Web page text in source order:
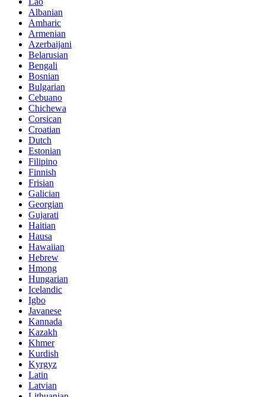
Albanian
Amharic
Armenian
Azerbaijani
Belarusian
Bengali
Bosnian
Bulgarian
Cebuano
Chichewa
Corsican
Croatian
Dutch
Estonian
Filipino
Finnish
Frisian
Galician
Georgian
Gujarati
Haitian
Hausa
Hawaiian
Hebrew
Hmong
Hungarian
Icelandic
Igbo
Javanese
Kannada
Kazakh
Khmer
Kurdish
Kyrgyz
Latin
Latvian